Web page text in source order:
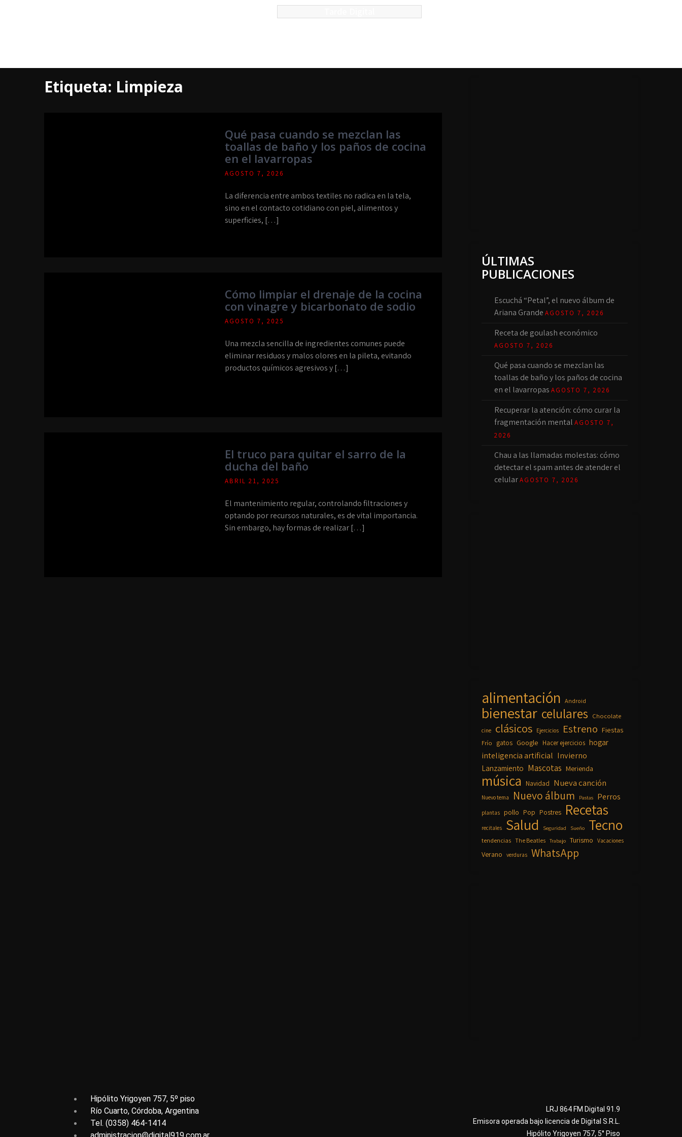
Etiqueta: Limpieza
Qué pasa cuando se mezclan las
toallas de baño y los paños de cocina
en el lavarropas
AGOSTO 7, 2026
La diferencia entre ambos textiles no radica en la tela,
sino en el contacto cotidiano con piel, alimentos y
superficies, […]
Cómo limpiar el drenaje de la cocina
con vinagre y bicarbonato de sodio
AGOSTO 7, 2025
Una mezcla sencilla de ingredientes comunes puede
eliminar residuos y malos olores en la pileta, evitando
productos químicos agresivos y […]
El truco para quitar el sarro de la
ducha del baño
ABRIL 21, 2025
El mantenimiento regular, controlando filtraciones y
optando por recursos naturales, es de vital importancia.
Sin embargo, hay formas de realizar […]
ÚLTIMAS
PUBLICACIONES
Escuchá “Petal”, el nuevo álbum de
Ariana Grande AGOSTO 7, 2026
Receta de goulash económico
AGOSTO 7, 2026
Qué pasa cuando se mezclan las
toallas de baño y los paños de cocina
en el lavarropas AGOSTO 7, 2026
Recuperar la atención: cómo curar la
fragmentación mental AGOSTO 7,
2026
Chau a las llamadas molestas: cómo
detectar el spam antes de atender el
celular AGOSTO 7, 2026
alimentación Android
bienestar celulares Chocolate
cine clásicos Ejercicios Estreno Fiestas
Frío gatos Google Hacer ejercicios hogar
inteligencia artificial Invierno
Lanzamiento Mascotas Merienda
música Navidad Nueva canción
Nuevo tema Nuevo álbum Pastas Perros
plantas pollo Pop Postres Recetas
recitales Salud Seguridad Sueño Tecno
tendencias The Beatles Trabajo Turismo Vacaciones
Verano verduras WhatsApp
Hipólito Yrigoyen 757, 5º piso
Río Cuarto, Córdoba, Argentina
Tel. (0358) 464-1414
LRJ 864 FM Digital 91.9
Emisora operada bajo licencia de Digital S.R.L.
Hipólito Yrigoyen 757, 5° Piso